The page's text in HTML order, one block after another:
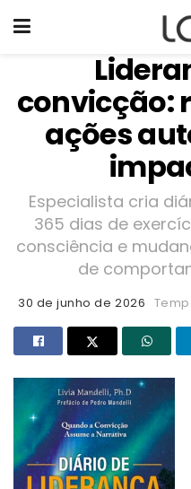
convicção:
ações
Especialista cria
365 dias de
consciência e
de
30 de junho de 2026